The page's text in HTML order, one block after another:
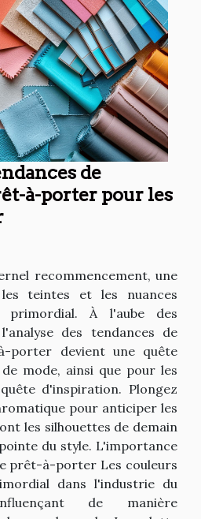
de
à-porter pour les
recommencement, une
teintes et les nuances
À l'aube des
des tendances de
porter devient une quête
mode, ainsi que pour les
d'inspiration. Plongez
pour anticiper les
les silhouettes de demain
du style. L'importance
prêt-à-porter Les couleurs
dans l'industrie du
de manière